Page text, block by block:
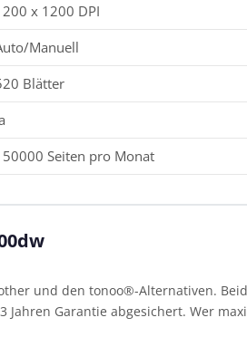
x 1200 DPI
Manuell
Blätter
Seiten pro Monat
und den tonoo®-Alternativen.
Garantie abgesichert. Wer